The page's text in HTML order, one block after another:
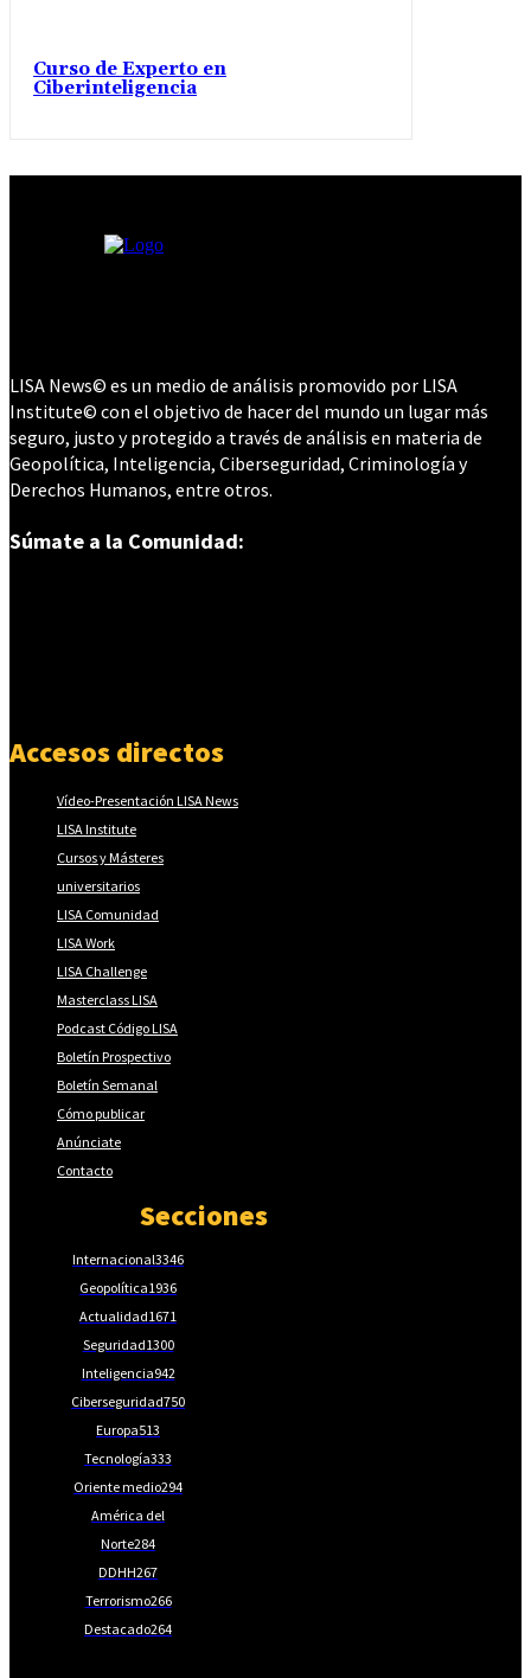
Curso de Experto en
Ciberinteligencia
LISA News© es un medio de análisis promovido por LISA
Institute© con el objetivo de hacer del mundo un lugar más
seguro, justo y protegido a través de análisis en materia de
Geopolítica, Inteligencia, Ciberseguridad, Criminología y
Derechos Humanos, entre otros.
Súmate a la Comunidad:
Accesos directos
Vídeo-Presentación LISA News
LISA Institute
Cursos y Másteres
universitarios
LISA Comunidad
LISA Work
LISA Challenge
Masterclass LISA
Podcast Código LISA
Boletín Prospectivo
Boletín Semanal
Cómo publicar
Anúnciate
Contacto
Secciones
Internacional3346
Geopolítica1936
Actualidad1671
Seguridad1300
Inteligencia942
Ciberseguridad750
Europa513
Tecnología333
Oriente medio294
América del
Norte284
DDHH267
Terrorismo266
Destacado264